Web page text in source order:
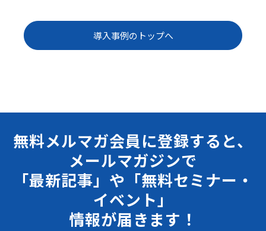
導入事例のトップへ
無料メルマガ会員に登録すると、
メールマガジンで
「最新記事」や「無料セミナー・
イベント」
情報が届きます！